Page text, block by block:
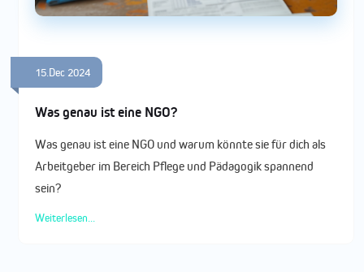
15.Dec 2024
Was genau ist eine NGO?
Was genau ist eine NGO und warum könnte sie für dich als
Arbeitgeber im Bereich Pflege und Pädagogik spannend
sein?
Weiterlesen...